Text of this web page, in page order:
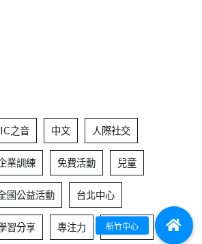
IC之音 中文 人際社交
業訓練 免費活動 兒童
國公益活動 台北中心
習分享 專注力 居家學習